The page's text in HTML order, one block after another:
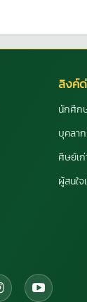
ลิงค์
นักศึก
บุคลา
ศิษย์เ
ผู้สนใ